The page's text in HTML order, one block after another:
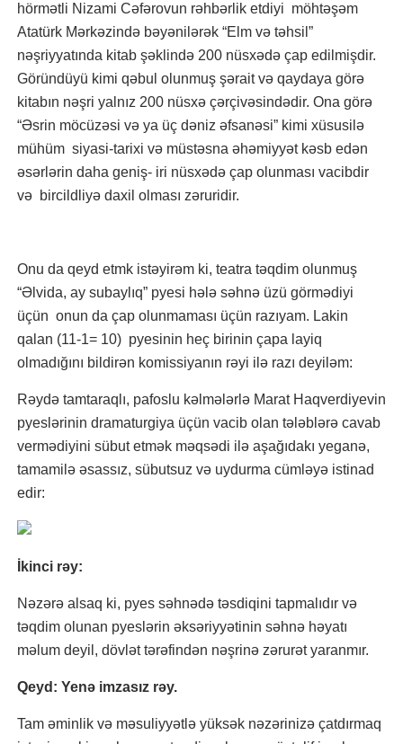
hörmətli Nizami Cəfərovun rəhbərlik etdiyi möhtəşəm
Atatürk Mərkəzində bəyənilərək “Elm və təhsil”
nəşriyyatında kitab şəklində 200 nüsxədə çap edilmişdir.
Göründüyü kimi qəbul olunmuş şərait və qaydaya görə
kitabın nəşri yalnız 200 nüsxə çərçivəsindədir. Ona görə
“Əsrin möcüzəsi və ya üç dəniz əfsanəsi” kimi xüsusilə
mühüm siyasi-tarixi və müstəsna əhəmiyyət kəsb edən
əsərlərin daha geniş- iri nüsxədə çap olunması vacibdir
və bircildliyə daxil olması zəruridir.
Onu da qeyd etmk istəyirəm ki, teatra təqdim olunmuş
“Əlvida, ay subaylıq” pyesi hələ səhnə üzü görmədiyi
üçün onun da çap olunmaması üçün razıyam. Lakin
qalan (11-1= 10) pyesinin heç birinin çapa layiq
olmadığını bildirən komissiyanın rəyi ilə razı deyiləm:
Rəydə tamtaraqlı, pafoslu kəlmələrlə Marat Haqverdiyevin
pyeslərinin dramaturgiya üçün vacib olan tələblərə cavab
vermədiyini sübut etmək məqsədi ilə aşağıdakı yeganə,
tamamilə əsassız, sübutsuz və uydurma cümləyə istinad
edir:
İkinci rəy:
Nəzərə alsaq ki, pyes səhnədə təsdiqini tapmalıdır və
təqdim olunan pyeslərin əksəriyyətinin səhnə həyatı
məlum deyil, dövlət tərəfindən nəşrinə zərurət yaranmır.
Qeyd: Yenə imzasız rəy.
Tam əminlik və məsuliyyətlə yüksək nəzərinizə çatdırmaq